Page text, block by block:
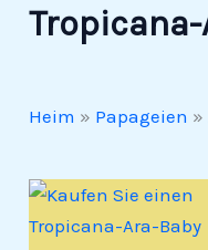
Tropicana-
Heim » Papageien »